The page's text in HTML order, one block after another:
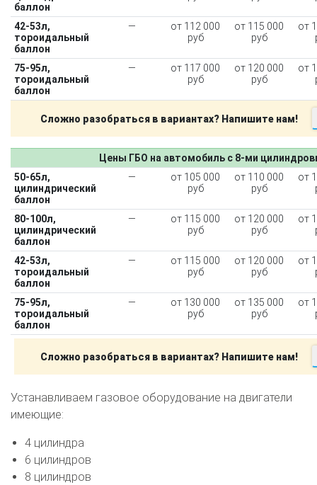
баллон
42-53л,
тороидальный
баллон
—
от 112 000
руб
от 115 000
руб
от
75-95л,
тороидальный
баллон
—
от 117 000
руб
от 120 000
руб
от
Сложно разобраться в вариантах? Напишите нам!
Цены ГБО на автомобиль с 8-ми
50-65л,
цилиндрический
баллон
—
от 105 000
руб
от 110 000
руб
от
80-100л,
цилиндрический
баллон
—
от 115 000
руб
от 120 000
руб
от
42-53л,
тороидальный
баллон
—
от 115 000
руб
от 120 000
руб
от
75-95л,
тороидальный
баллон
—
от 130 000
руб
от 135 000
руб
от
Сложно разобраться в вариантах? Напишите нам!
Устанавливаем газовое оборудование на двигатели
имеющие:
4 цилиндра
6 цилиндров
8 цилиндров